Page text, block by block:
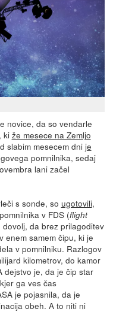
novice, da so vendarle
ki že mesece na Zemljo
slabim mesecem dni je
pomnilnika, sedaj
lani začel
s sonde, so ugotovili,
v FDS (flight
da brez prilagoditev
enem samem čipu, ki je
v pomnilniku. Razlogov
kilometrov, do kamor
dejstvo je, da je čip star
ga ves čas
je pojasnila, da je
obeh. A to niti ni